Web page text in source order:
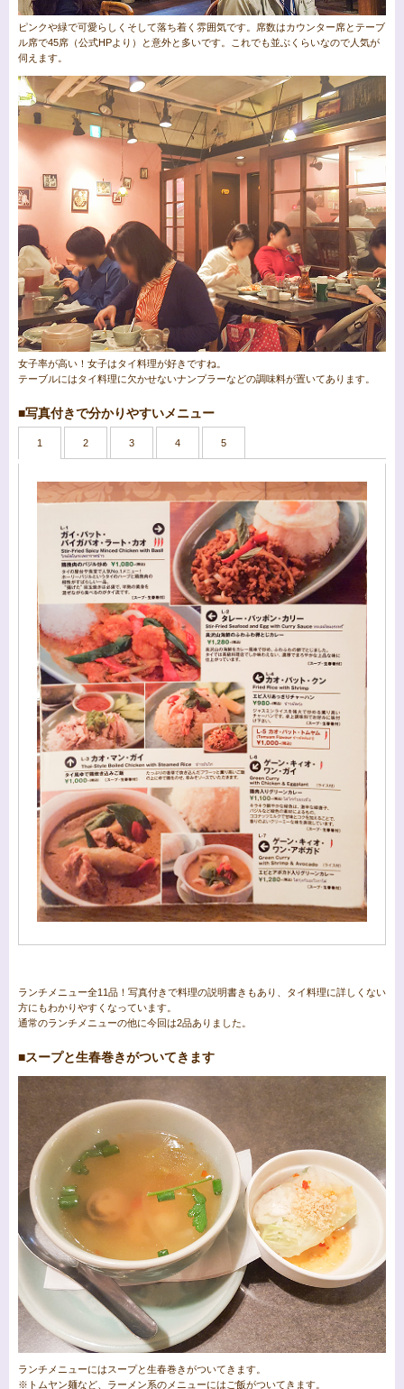
ピンクや緑で可愛らしくそして落ち着く雰囲気です。席数はカウンター席とテーブ
ル席で45席（公式HPより）と意外と多いです。これでも並ぶくらいなので人気が
伺えます。
女子率が高い！女子はタイ料理が好きですね。
テーブルにはタイ料理に欠かせないナンプラーなどの調味料が置いてあります。
■写真付きで分かりやすいメニュー
1 2 3 4 5
ランチメニュー全11品！写真付きで料理の説明書きもあり、タイ料理に詳しくない
方にもわかりやすくなっています。
通常のランチメニューの他に今回は2品ありました。
■スープと生春巻きがついてきます
ランチメニューにはスープと生春巻きがついてきます。
※トムヤン麺など、ラーメン系のメニューにはご飯がついてきます。